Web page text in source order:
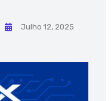
Julho 12, 2025